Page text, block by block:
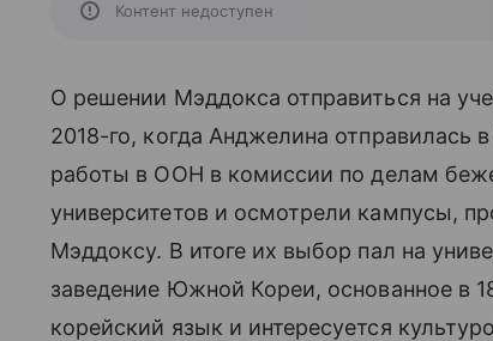
Контент недоступен
О решении Мэддокса отправиться на
2018-го, когда Анджелина отправилась
работы в ООН в комиссии по делам
университетов и осмотрели кампусы,
Мэддоксу. В итоге их выбор пал на
заведение Южной Кореи, основанное в
корейский язык и интересуется